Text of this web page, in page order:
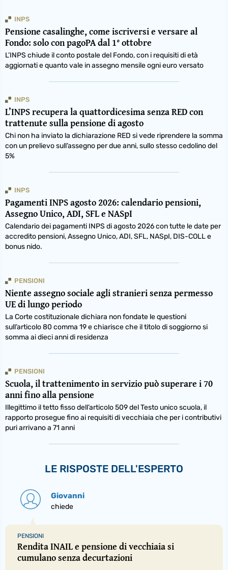
INPS
Pensione casalinghe, come iscriversi e versare al
Fondo: solo con pagoPA dal 1° ottobre
L’INPS chiude il conto postale del Fondo, con i requisiti di età
aggiornati e quanto vale in assegno mensile ogni euro versato
INPS
L’INPS recupera la quattordicesima senza RED con
trattenute sulla pensione di agosto
Chi non ha inviato la dichiarazione RED si vede riprendere la somma
con un prelievo sull’assegno per due anni, sullo stesso cedolino del
5%
INPS
Pagamenti INPS agosto 2026: calendario pensioni,
Assegno Unico, ADI, SFL e NASpI
Calendario dei pagamenti INPS di agosto 2026 con tutte le date per
accredito pensioni, Assegno Unico, ADI, SFL, NASpI, DIS-COLL e
bonus nido.
PENSIONI
Niente assegno sociale agli stranieri senza permesso
UE di lungo periodo
La Corte costituzionale dichiara non fondate le questioni
sull’articolo 80 comma 19 e chiarisce che il titolo di soggiorno si
somma ai dieci anni di residenza
PENSIONI
Scuola, il trattenimento in servizio può superare i 70
anni fino alla pensione
Illegittimo il tetto fisso dell’articolo 509 del Testo unico scuola, il
rapporto prosegue fino ai requisiti di vecchiaia che per i contributivi
puri arrivano a 71 anni
LE RISPOSTE DELL'ESPERTO
Giovanni
chiede
PENSIONI
Rendita INAIL e pensione di vecchiaia si
cumulano senza decurtazioni